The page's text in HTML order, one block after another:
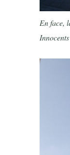
En face,
Innocents